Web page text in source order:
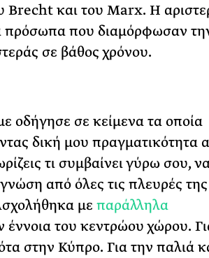
Brecht και του Marx. Η
πρόσωπα που διαμόρφωσαν
σε βάθος χρόνου.
οδήγησε σε κείμενα τα οποία
δική μου πραγματικότητα
τι συμβαίνει γύρω σου,
γνώση από όλες τις πλευρές της
με παράλληλα
έννοια του κεντρώου χώρου.
στην Κύπρο. Για την παλιά